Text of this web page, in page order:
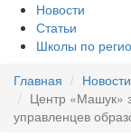
Новости
Статьи
Школы по
Главная
Новости
Центр «Машук»
управленцев